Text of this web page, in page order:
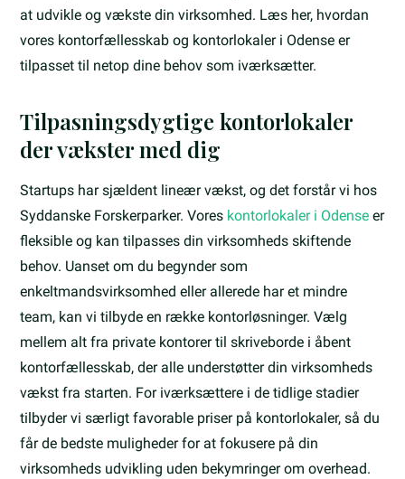
at udvikle og vækste din virksomhed. Læs her, hvordan
vores kontorfællesskab og kontorlokaler i Odense er
tilpasset til netop dine behov som iværksætter.
Tilpasningsdygtige kontorlokaler
der vækster med dig
Startups har sjældent lineær vækst, og det forstår vi hos
Syddanske Forskerparker. Vores kontorlokaler i Odense er
fleksible og kan tilpasses din virksomheds skiftende
behov. Uanset om du begynder som
enkeltmandsvirksomhed eller allerede har et mindre
team, kan vi tilbyde en række kontorløsninger. Vælg
mellem alt fra private kontorer til skriveborde i åbent
kontorfællesskab, der alle understøtter din virksomheds
vækst fra starten. For iværksættere i de tidlige stadier
tilbyder vi særligt favorable priser på kontorlokaler, så du
får de bedste muligheder for at fokusere på din
virksomheds udvikling uden bekymringer om overhead.